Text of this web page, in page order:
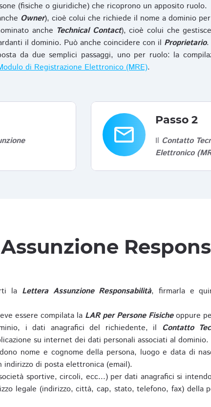
(fisiche o giuridiche) che ricoprono un apposito ruolo.
Owner), cioè colui che richiede il nome a dominio
anche Technical Contact), cioè colui che
il dominio. Può anche coincidere con il Proprietario.
da due semplici passaggi, uno per ruolo: la
di Registrazione Elettronico (MRE).
email
Passo 2
Il Contatto
Elettronico
la Lettera Assunzione Responsabilità, firmarla e
essere compilata la LAR per Persone Fisicheoppure
i dati anagrafici del richiedente, il Contatto
su internet dei dati personali associati al dominio.
nome e cognome della persona, luogo e data di
di posta elettronica (email).
sportive, circoli, ecc...) per dati anagrafici si
legale (indirizzo, città, cap, stato, telefono, fax) della